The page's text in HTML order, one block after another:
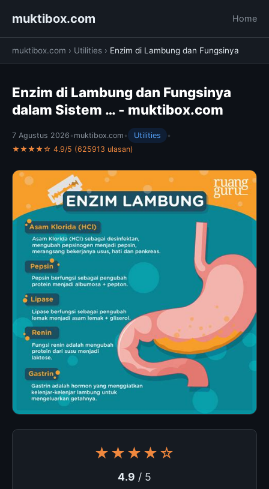
muktibox.com Home
muktibox.com › Utilities › Enzim di Lambung dan Fungsinya
Enzim di Lambung dan Fungsinya
dalam Sistem … - muktibox.com
7 Agustus 2026 • muktibox.com • Utilities
•
★★★★☆ 4.9/5 (625913 ulasan)
★★★★☆
4.9 / 5